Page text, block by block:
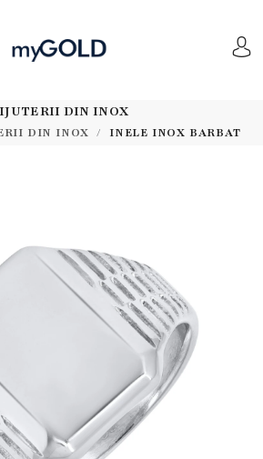
DIN INOX
DIN INOX INELE INOX BARBAT